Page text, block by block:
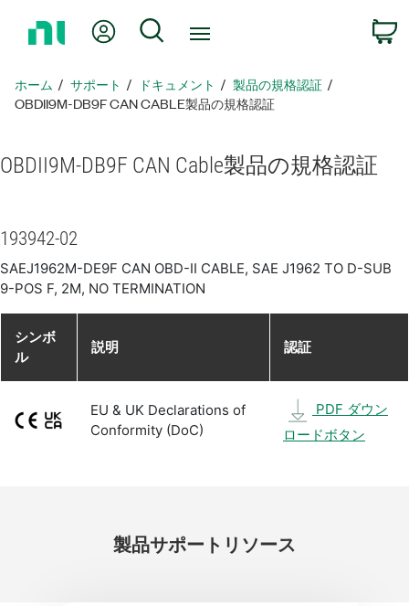
ペ
ー
戻
Myアカウント
検索
ホーム サポート ドキュメント
製品​の​規格​認証
OBDII9M-DB9F CAN CABLE製品​の​規格​認証
OBDII9M-DB9F CAN Cable製品​の​規格​認証
193942-02
SAEJ1962M-DE9F CAN OBD-II CABLE, SAE J1962 TO D-SUB
9-POS F, 2M, NO TERMINATION
シンボ
ル
説明 認証
EU & UK Declarations of
Conformity (DoC)
PDF ダウン
ロードボタン
製品サポート リソース